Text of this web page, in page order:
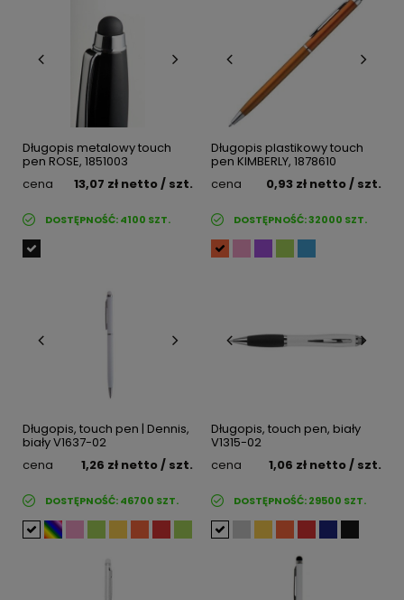
Długopis metalowy touch
pen ROSE, 1851003
cena
13,07 zł netto/ szt.
DOSTĘPNOŚĆ:4100 SZT.
Długopis plastikowy touch
pen KIMBERLY, 1878610
cena
0,93 zł netto/ szt.
DOSTĘPNOŚĆ:32000 SZT.
Długopis, touch pen | Dennis,
biały V1637-02
cena
1,26 zł netto/ szt.
DOSTĘPNOŚĆ:46700 SZT.
Długopis, touch pen, biały
V1315-02
cena
1,06 zł netto/ szt.
DOSTĘPNOŚĆ:29500 SZT.